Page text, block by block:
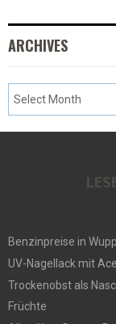
ARCHIVES
Benzinpreise in
UV-Nagellack mit
Trockenobst als
Früchte